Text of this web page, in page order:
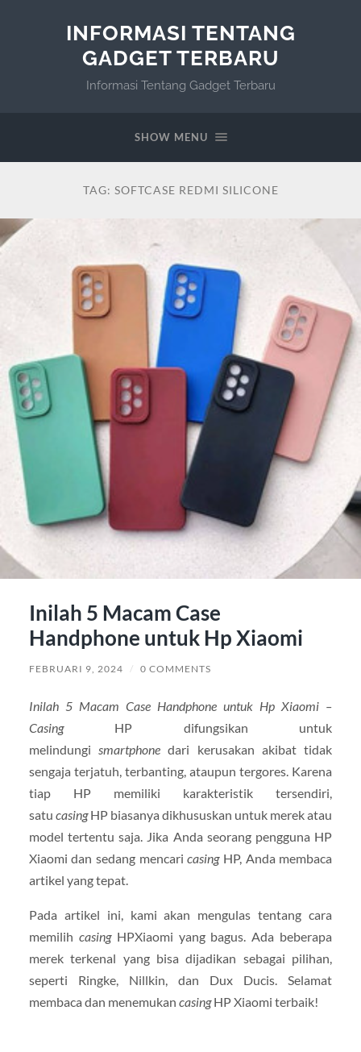
INFORMASI TENTANG
GADGET TERBARU
Informasi Tentang Gadget Terbaru
SHOW MENU
TAG: SOFTCASE REDMI SILICONE
Inilah 5 Macam Case
Handphone untuk Hp Xiaomi
FEBRUARI 9, 2024 / 0 COMMENTS
Inilah 5 Macam Case Handphone untuk Hp Xiaomi –
Casing HP difungsikan untuk
melindungismartphonedari kerusakan akibat tidak
sengaja terjatuh, terbanting, ataupun tergores. Karena
tiap HP memiliki karakteristik tersendiri,
satu casingHP biasanya dikhususkan untuk merek atau
model tertentu saja. Jika Anda seorang pengguna HP
Xiaomi dan sedang mencaricasing HP, Anda membaca
artikel yang tepat.
Pada artikel ini, kami akan mengulas tentang cara
memilih casing HPXiaomi yang bagus. Ada beberapa
merek terkenal yang bisa dijadikan sebagai pilihan,
seperti Ringke, Nillkin, dan Dux Ducis. Selamat
membaca dan menemukan casingHP Xiaomi terbaik!